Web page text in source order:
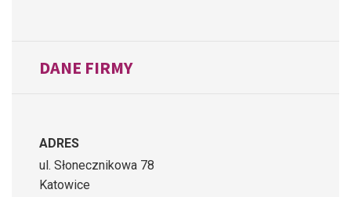
DANE FIRMY
ADRES
ul. Słonecznikowa 78
Katowice